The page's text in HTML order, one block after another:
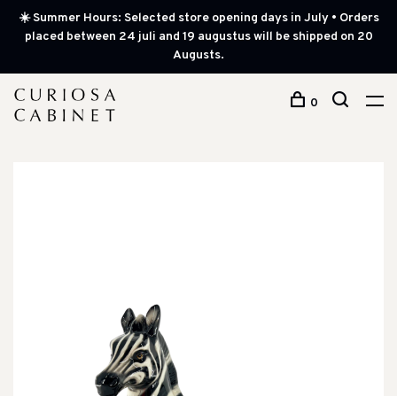
☀️ Summer Hours: Selected store opening days in July • Orders
placed between 24 juli and 19 augustus will be shipped on 20
Augusts.
0